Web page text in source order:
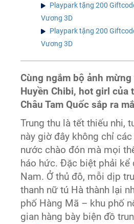
Playpark tặng 200
Vương 3D
Playpark tặng 200
Vương 3D
Cùng ngắm bộ ảnh
Huyền Chibi, hot girl của
Châu Tam Quốc sắp ra
Trung thu là tết thiếu nhi,
này giờ đây không chỉ
nước chào đón mà mọi
háo hức. Đặc biệt phải kể
Nam. Ở thủ đô, mỗi dịp
thanh nữ tú Hà thành lại
phố Hàng Mã – khu phố
gian hàng bày biện đồ